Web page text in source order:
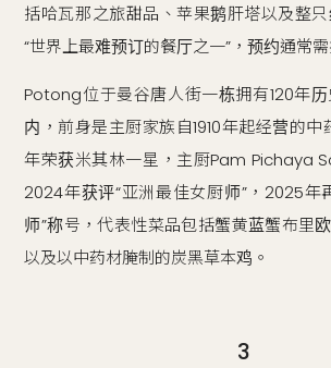
括哈瓦那之旅甜品、苹果鹅肝塔以及整
“世界上最难预订的餐厅之一”，预约通常需
Potong位于曼谷唐人街一栋拥有120年
内，前身是主厨家族自1910年起经营的
年荣获米其林一星，主厨Pam Pichaya
2024年获评“亚洲最佳女厨师”，2025年
师”称号，代表性菜品包括蟹黄蓝蟹布里
以及以中药材腌制的炭黑草本鸡。
3